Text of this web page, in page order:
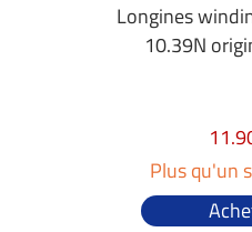
Longines
10.39N
Plus qu'un